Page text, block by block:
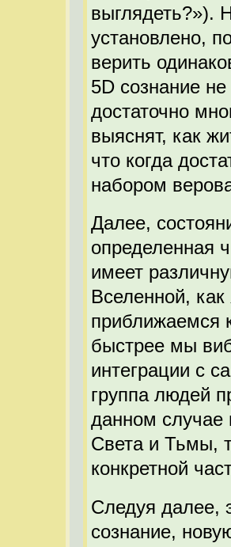
выглядеть?»).
установлено,
верить
5D сознание
достаточно
выяснят, как
что когда
набором
Далее,
определенная
имеет
Вселенной,
приближаемся
быстрее мы
интеграции с
группа людей
данном случае
Света и Тьмы,
конкретной
Следуя далее,
сознание,